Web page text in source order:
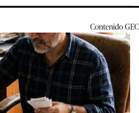
ContenidoGEC